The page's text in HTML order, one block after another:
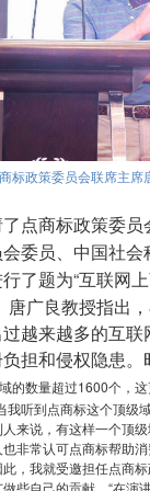
标政策委员会联席主席
点商标政策委员
委员、中国社会
了题为“互联网
唐广良教授指出
越来越多的互
担和侵权隐患
的数量超过1600个，
我听到点商标这个顶级
来说，有这样一个顶
非常认可点商标帮助
，我就受邀担任点商